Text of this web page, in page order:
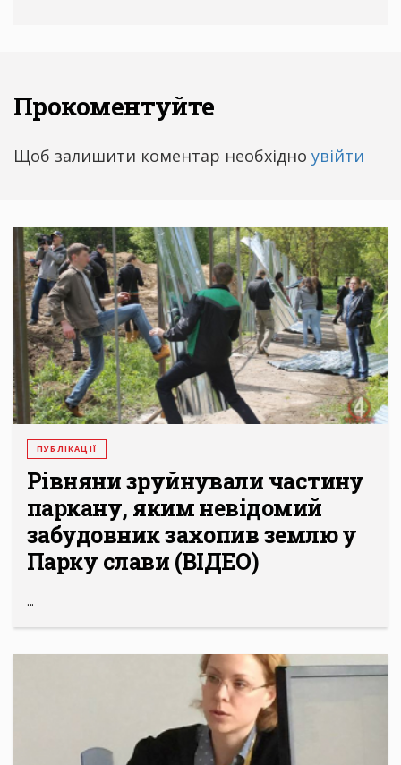
Прокоментуйте
Щоб залишити коментар необхідно увійти
ПУБЛІКАЦІЇ
Рівняни зруйнували частину
паркану, яким невідомий
забудовник захопив землю у
Парку слави (ВІДЕО)
...